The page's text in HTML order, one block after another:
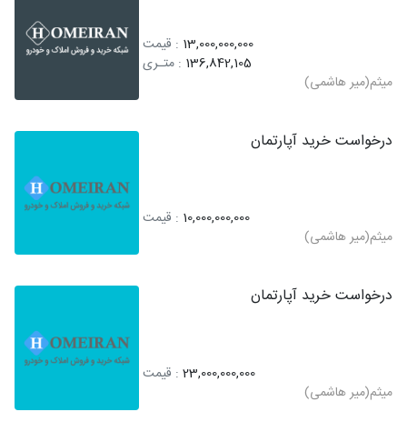
13,000,000,000 : قیمت
136,842,105 : متـری
میثم(میر هاشمی)
درخواست خرید آپارتمان
10,000,000,000 : قیمت
میثم(میر هاشمی)
درخواست خرید آپارتمان
23,000,000,000 : قیمت
میثم(میر هاشمی)